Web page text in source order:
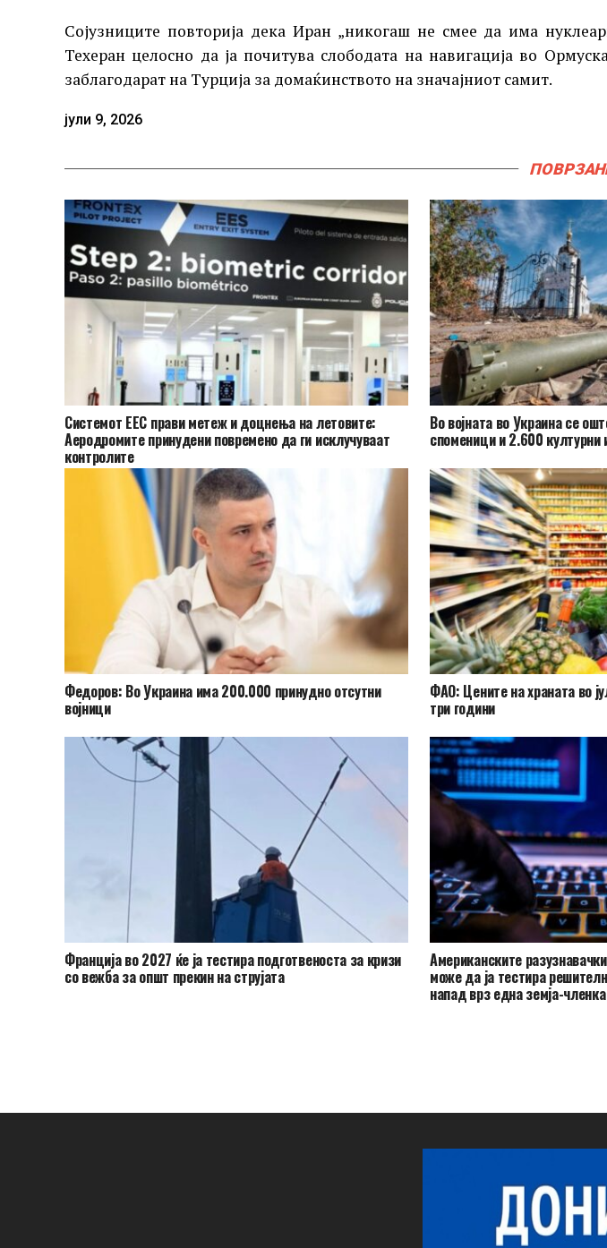
Сојузниците повторија дека Иран „никогаш не смее да има
Техеран целосно да ја почитува слободата на навигација во
заблагодарат на Турција за домаќинството на значајниот самит.
јули 9, 2026
Системот ЕЕС прави метеж и доцнења на летовите:
Аеродромите принудени повремено да ги исклучуваат
контролите
Во војната во Украина се
споменици и 2.600 културни
Федоров: Во Украина има 200.000 принудно отсутни
војници
ФАО: Цените на храната во
три години
Франција во 2027 ќе ја тестира подготвеноста за кризи
со вежба за општ прекин на струјата
Американските
може да ја тестира
напад врз една земја-членка